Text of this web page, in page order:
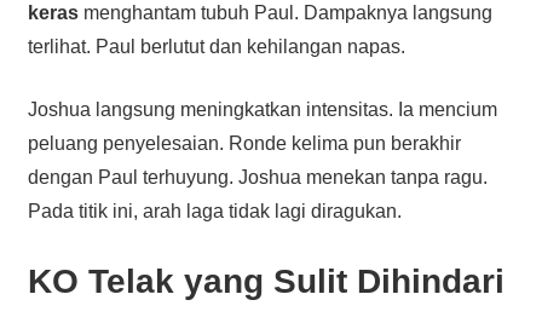
kerasmenghantam tubuh Paul. Dampaknya langsung
terlihat. Paul berlutut dan kehilangan napas.
Joshua langsung meningkatkan intensitas. Ia mencium
peluang penyelesaian. Ronde kelima pun berakhir
dengan Paul terhuyung. Joshua menekan tanpa ragu.
Pada titik ini, arah laga tidak lagi diragukan.
KO Telak yang Sulit Dihindari